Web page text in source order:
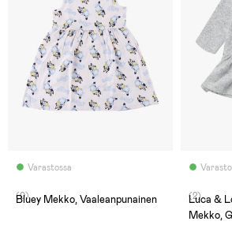
Varastossa
(0)
Bluey Mekko, Vaaleanpunainen (2)
Luca &
Mekko,